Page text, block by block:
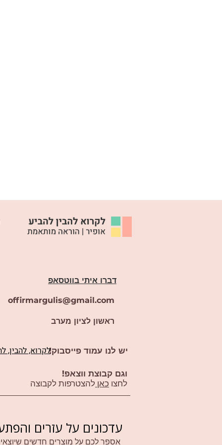
דברו איתי בווטסאפ
offirmargulis@gmail.com
ראשון לציון מערב
יש לנו עמוד פייסבוק!לקרוא, להבין,
וגם קבוצת ווצאפ!
לחצו כאן להצטרפות לקבוצה
עדכונים על עזרים
אספר לכם על מוצרים חדשים